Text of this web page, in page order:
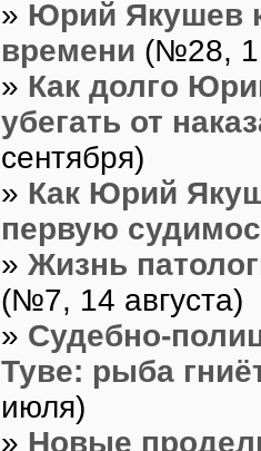
» Юрий Якушев
времени (№28, 1
» Как долго
убегать от
сентября)
» Как Юрий
первую
» Жизнь
(№7, 14 августа)
» Судебно-
Туве: рыба
июля)
» Новые